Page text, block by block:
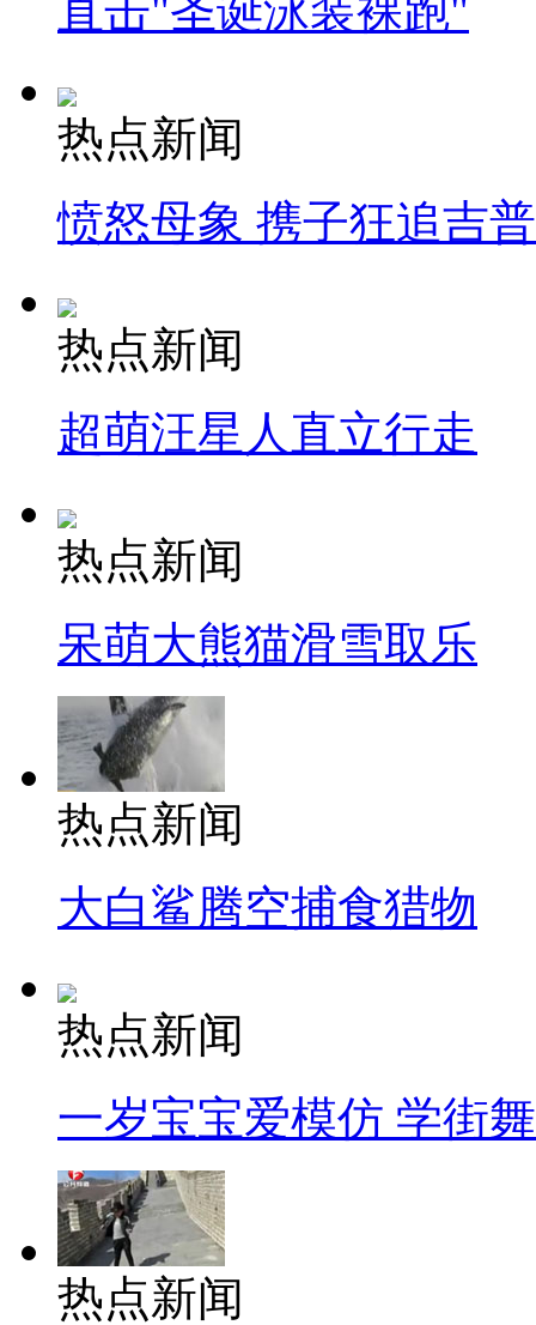
直击"圣诞泳装裸跑"
热点新闻
愤怒母象 携子狂追吉
热点新闻
超萌汪星人直立行走
热点新闻
呆萌大熊猫滑雪取乐
热点新闻
大白鲨腾空捕食猎物
热点新闻
一岁宝宝爱模仿 学街
热点新闻